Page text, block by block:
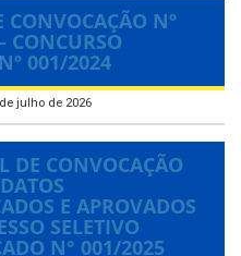
CONVOCAÇÃO Nº
CONCURSO
001/2024
julho de 2026
DE CONVOCAÇÃO
E APROVADOS
SELETIVO
N° 001/2025